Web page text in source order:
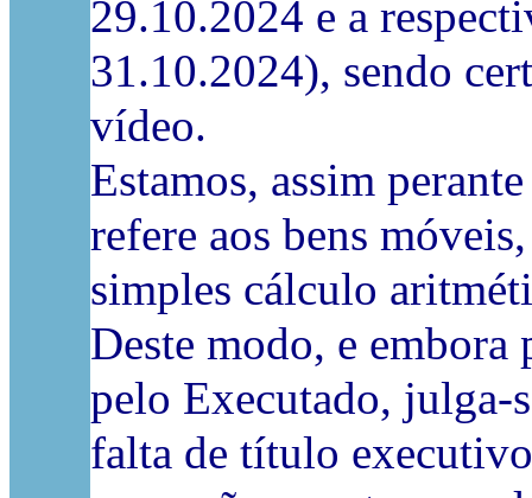
29.10.2024 e a
31.10.2024), sendo
vídeo.
Estamos, assim
refere aos bens
simples cálculo
Deste modo, e
pelo Executado, julga-
falta de título